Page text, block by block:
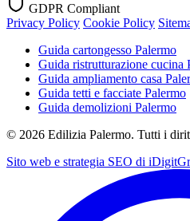
GDPR Compliant
Privacy Policy Cookie Policy
Guida cartongesso Palermo
Guida ristrutturazione cucina
Guida ampliamento casa
Guida tetti e facciate Palermo
Guida demolizioni Palermo
© 2026 Edilizia Palermo. Tutti i
Sito web e strategia SEO di